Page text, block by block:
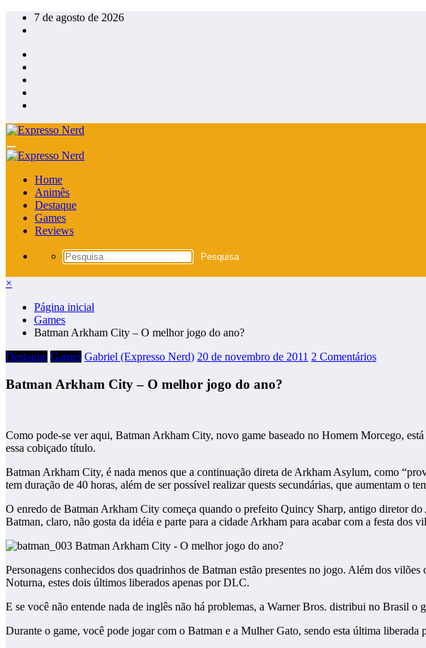
Pular
para
conteúdo
7 de agosto de 2026
Home
Animês
Destaque
Games
Reviews
×
Página inicial
Games
Batman Arkham City – O melhor jogo do ano?
Destaque Games Gabriel (Expresso Nerd) 20 de novembro de 2011 2 Comentários
Batman Arkham City – O melhor jogo do ano?
Como pode-se ver aqui, Batman Arkham City, novo game baseado no Homem Morcego,
essa cobiçado título.
Batman Arkham City, é nada menos que a continuação direta de Arkham Asylum, como
tem duração de 40 horas, além de ser possível realizar quests secundárias, que aumentam o
O enredo de Batman Arkham City começa quando o prefeito Quincy Sharp, antigo diretor
Batman, claro, não gosta da idéia e parte para a cidade Arkham para acabar com a festa dos
Personagens conhecidos dos quadrinhos de Batman estão presentes no jogo. Além dos
Noturna, estes dois últimos liberados apenas por DLC.
E se você não entende nada de inglês não há problemas, a Warner Bros. distribui no Brasil
Durante o game, você pode jogar com o Batman e a Mulher Gato, sendo esta última